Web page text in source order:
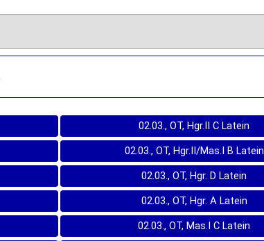
02.03., OT, Hgr.II C Latein
02.03., OT, Hgr.II/Mas.I B Latein
02.03., OT, Hgr. D Latein
02.03., OT, Hgr. A Latein
02.03., OT, Mas.I C Latein